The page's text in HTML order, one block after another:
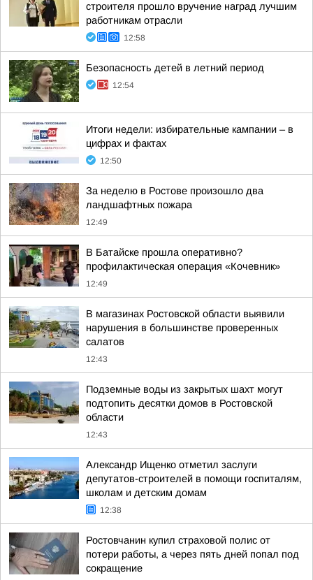
строителя прошло вручение наград лучшим
работникам отрасли
12:58
Безопасность детей в летний период
12:54
Итоги недели: избирательные кампании – в
цифрах и фактах
12:50
За неделю в Ростове произошло два
ландшафтных пожара
12:49
В Батайске прошла оперативно?
профилактическая операция «Кочевник»
12:49
В магазинах Ростовской области выявили
нарушения в большинстве проверенных
салатов
12:43
Подземные воды из закрытых шахт могут
подтопить десятки домов в Ростовской
области
12:43
Александр Ищенко отметил заслуги
депутатов-строителей в помощи госпиталям,
школам и детским домам
12:38
Ростовчанин купил страховой полис от
потери работы, а через пять дней попал под
сокращение